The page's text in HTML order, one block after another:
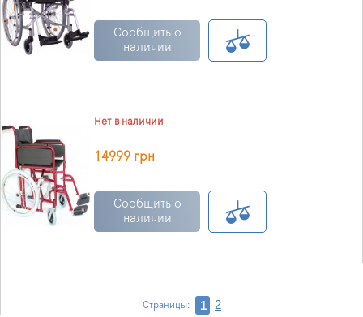
Сообщить о
наличии
Нет в наличии
14999 грн
Сообщить о
наличии
Страницы: 1 2